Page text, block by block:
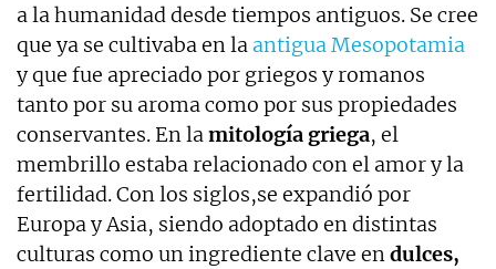
a la humanidad desde tiempos antiguos. Se cree
que ya se cultivaba en la antigua Mesopotamia
y que fue apreciado por griegos y romanos
tanto por su aroma como por sus propiedades
conservantes. En lamitología griega, el
membrillo estaba relacionado con el amor y la
fertilidad. Con los siglos,se expandió por
Europa y Asia, siendo adoptado en distintas
culturas como un ingrediente clave endulces,